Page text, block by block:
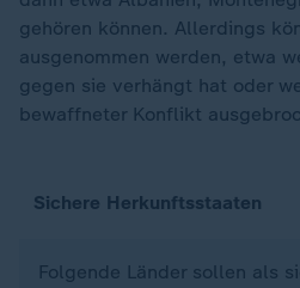
gehören können. Allerdings
ausgenommen werden, etwa
gegen sie verhängt hat oder
bewaffneter Konflikt
Sichere Herkunftsstaaten
Folgende Länder sollen als